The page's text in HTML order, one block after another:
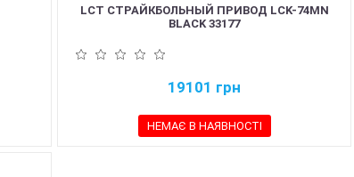
LCT СТРАЙКБОЛЬНЫЙ ПРИВОД LCK-74MN
BLACK 33177
19101 грн
НЕМАЄ В НАЯВНОСТІ